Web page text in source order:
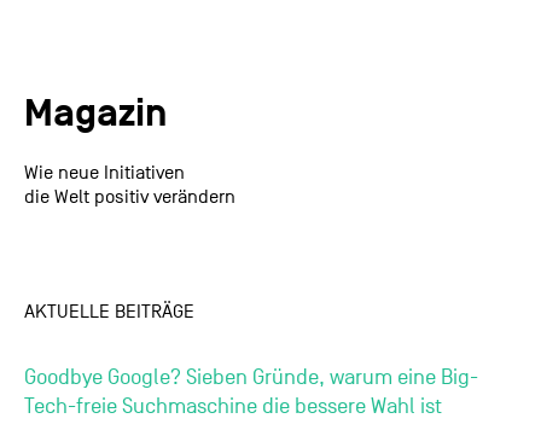
Magazin
Wie neue Initiativen
die Welt positiv verändern
AKTUELLE BEITRÄGE
Goodbye Google? Sieben Gründe, warum eine Big-
Tech-freie Suchmaschine die bessere Wahl ist